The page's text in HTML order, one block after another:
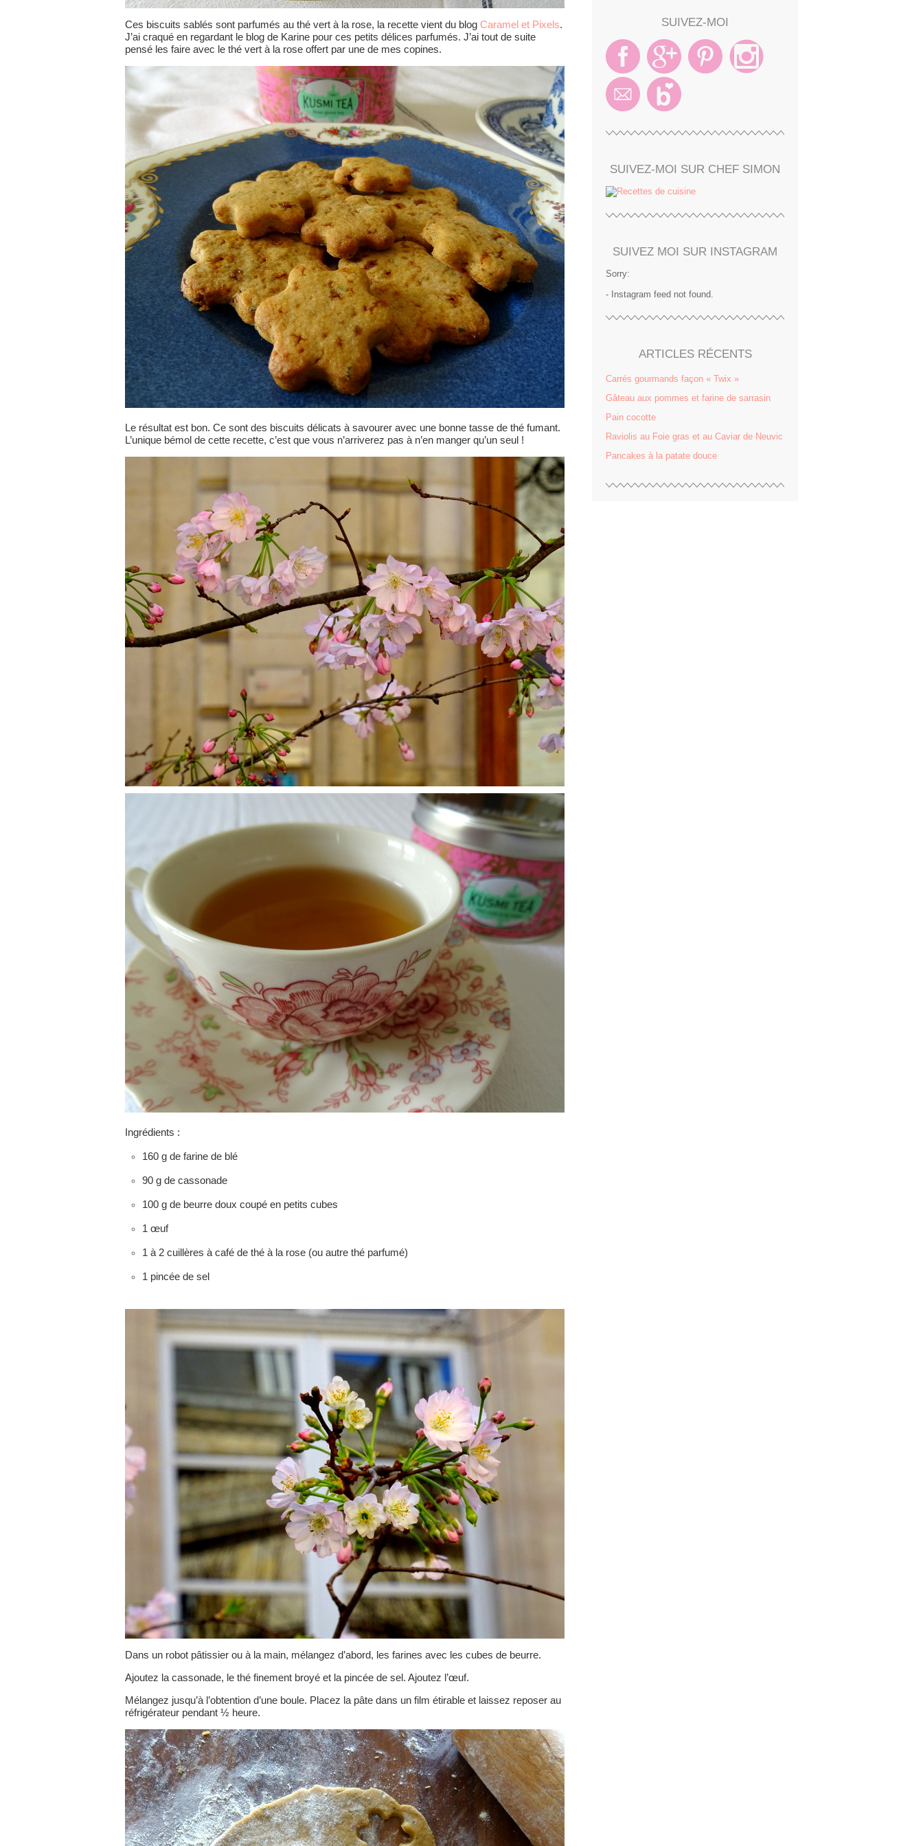
Ces biscuits sablés sont parfumés au thé vert à la rose, la recette vient du blog Caramel et Pixels.
J’ai craqué en regardant le blog de Karine pour ces petits délices parfumés. J’ai tout de suite
pensé les faire avec le thé vert à la rose offert par une de mes copines.
Le résultat est bon. Ce sont des biscuits délicats à savourer avec une bonne tasse de thé fumant.
L’unique bémol de cette recette, c’est que vous n’arriverez pas à n’en manger qu’un seul !
Ingrédients :
160 g de farine de blé
90 g de cassonade
100 g de beurre doux coupé en petits cubes
1 œuf
1 à 2 cuillères à café de thé à la rose (ou autre thé parfumé)
1 pincée de sel
Dans un robot pâtissier ou à la main, mélangez d’abord, les farines avec les cubes de beurre.
Ajoutez la cassonade, le thé finement broyé et la pincée de sel. Ajoutez l’œuf.
Mélangez jusqu’à l’obtention d’une boule. Placez la pâte dans un film étirable et laissez reposer au
réfrigérateur pendant ½ heure.
SUIVEZ-MOI
SUIVEZ-MOI SUR CHEF SIMON
SUIVEZ MOI SUR INSTAGRAM
Sorry:
- Instagram feed not found.
ARTICLES RÉCENTS
Carrés gourmands façon « Twix »
Gâteau aux pommes et farine de sarrasin
Pain cocotte
Raviolis au Foie gras et au Caviar de Neuvic
Pancakes à la patate douce